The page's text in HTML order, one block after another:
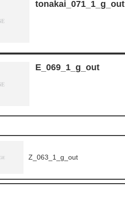
tonakai_071_1_g_out
E_069_1_g_out
Z_063_1_g_out